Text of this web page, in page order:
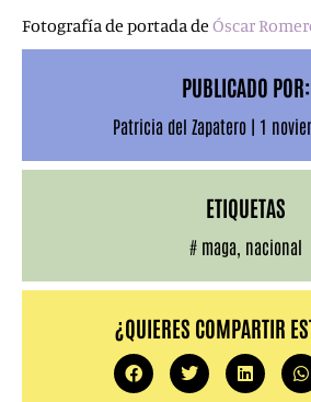
Fotografía de portada de Óscar
PUBLICADO POR:
Patricia del Zapatero | 1
ETIQUETAS
# maga nacional
¿QUIERES COMPARTIR